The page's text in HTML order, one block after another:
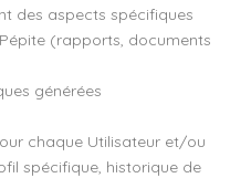
des aspects spécifiques
(rapports, documents
générées
chaque Utilisateur et/ou
spécifique, historique de